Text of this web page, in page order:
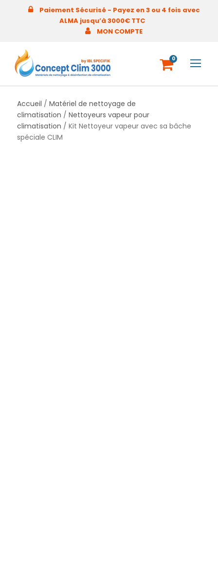
Paiement Sécurisé - Payez en 3 ou 4 fois avec
ALMA jusqu’à 3000€ TTC
MON COMPTE
0
Accueil / Matériel de nettoyage de
climatisation / Nettoyeurs vapeur pour
climatisation / Kit Nettoyeur vapeur avec sa bâche
spéciale CLIM